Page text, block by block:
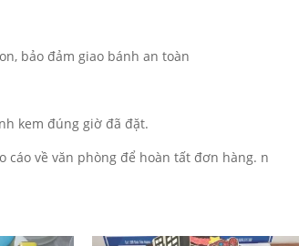
bảo đảm giao bánh an toàn
kem đúng giờ đã đặt.
về văn phòng để hoàn tất đơn hàng. n